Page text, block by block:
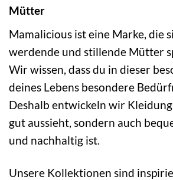
Mütter
Mamalicious ist eine Marke, die
werdende und stillende Mütter
Wir wissen, dass du in dieser
deines Lebens besondere
Deshalb entwickeln wir
gut aussieht, sondern auch
und nachhaltig ist.
Unsere Kollektionen sind